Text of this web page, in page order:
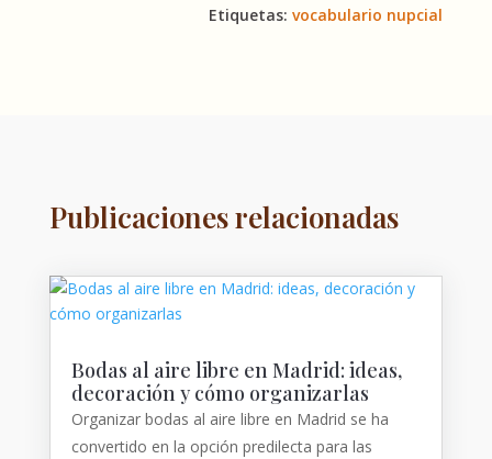
Etiquetas:vocabulario nupcial
Publicaciones relacionadas
Bodas al aire libre en Madrid: ideas,
decoración y cómo organizarlas
Organizar bodas al aire libre en Madrid se ha
convertido en la opción predilecta para las